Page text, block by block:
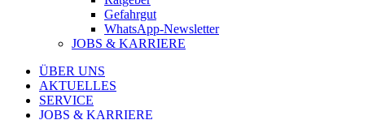
Gefahrgut
WhatsApp-Newsletter
JOBS & KARRIERE
ÜBER UNS
AKTUELLES
SERVICE
JOBS & KARRIERE